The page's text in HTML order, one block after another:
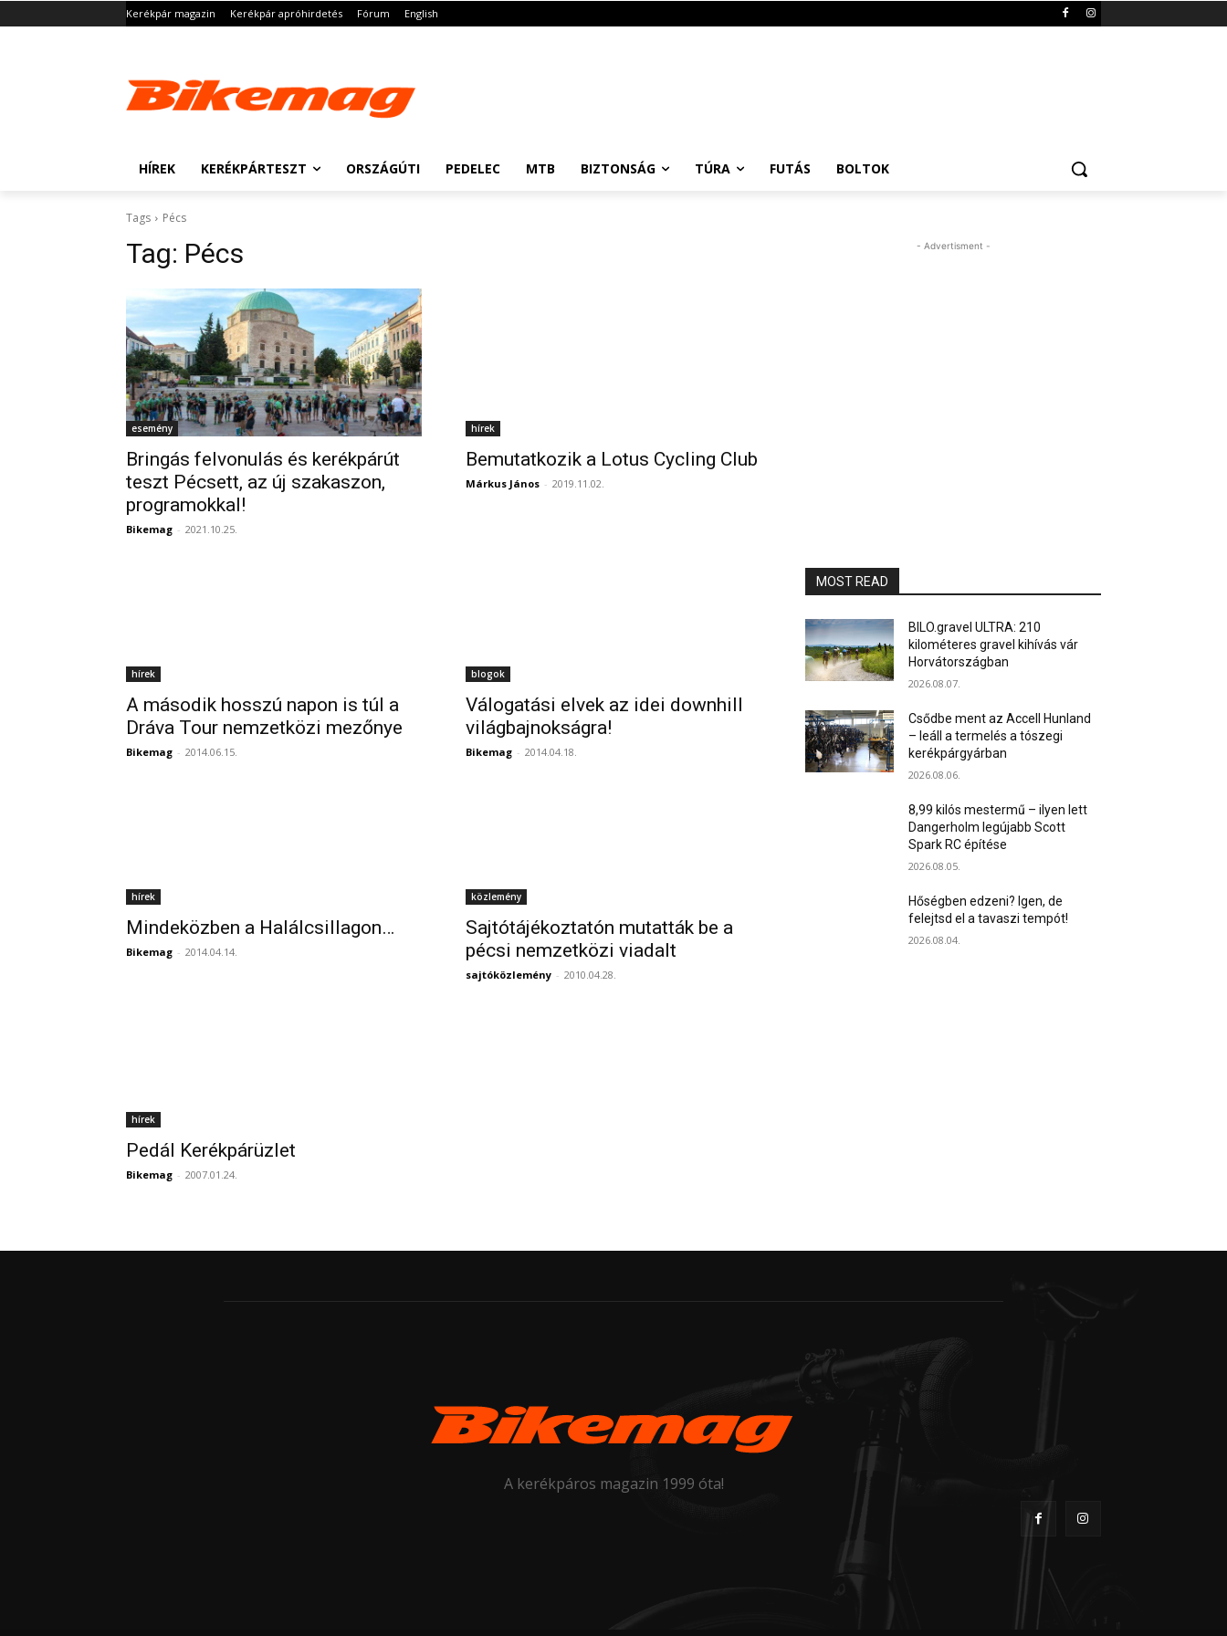
Kerékpár magazin Kerékpár apróhirdetés Fórum English
HÍREK KERÉKPÁRTESZT ORSZÁGÚTI PEDELEC MTB BIZTONSÁG TÚRA FUTÁS BOLTOK
Tags Pécs
Tag: Pécs
esemény
Bringás felvonulás és kerékpárút
teszt Pécsett, az új szakaszon,
programokkal!
Bikemag - 2021.10.25.
hírek
Bemutatkozik a Lotus Cycling Club
Márkus János - 2019.11.02.
hírek
A második hosszú napon is túl a
Dráva Tour nemzetközi mezőnye
Bikemag - 2014.06.15.
blogok
Válogatási elvek az idei downhill
világbajnokságra!
Bikemag - 2014.04.18.
hírek
Mindeközben a Halálcsillagon…
Bikemag - 2014.04.14.
közlemény
Sajtótájékoztatón mutatták be a
pécsi nemzetközi viadalt
sajtóközlemény - 2010.04.28.
hírek
Pedál Kerékpárüzlet
Bikemag - 2007.01.24.
- Advertisment -
MOST READ
BILO.gravel ULTRA: 210
kilométeres gravel kihívás vár
Horvátországban
2026.08.07.
Csődbe ment az Accell Hunland
– leáll a termelés a tószegi
kerékpárgyárban
2026.08.06.
8,99 kilós mestermű – ilyen lett
Dangerholm legújabb Scott
Spark RC építése
2026.08.05.
Hőségben edzeni? Igen, de
felejtsd el a tavaszi tempót!
2026.08.04.
A kerékpáros magazin 1999 óta!